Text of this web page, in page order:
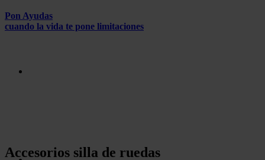
Pon Ayudas
cuando la vida te pone limitaciones
Accesorios silla de ruedas